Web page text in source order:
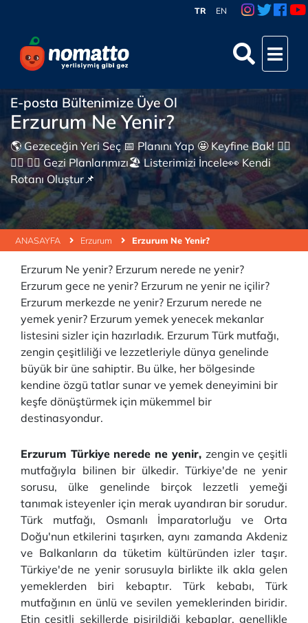
TR EN
ANASAYFA Erzurum Erzurum Ne Yenir?
E-posta Bültenimize Üye Ol
Erzurum Ne Yenir?
🌎 Gezeceğin Yeri Seç 📅 Planını Yap 🤩 Keyfine Bak! 👇🏼
👇🏼 👇🏼 Gezi Planlarımızı🏖 Listerimizi İncele👀 Kendi
Rotanı Oluştur📌
Erzurum Ne yenir? Erzurum nerede ne yenir?
Erzurum gece ne yenir? Erzurum ne yenir ne içilir?
Erzurum merkezde ne yenir? Erzurum nerede ne
yemek yenir? Erzurum yemek yenecek mekanlar
listesini sizler için hazırladık. Erzurum Türk mutfağı,
zengin çeşitliliği ve lezzetleriyle dünya genelinde
büyük bir üne sahiptir. Bu ülke, her bölgesinde
kendine özgü tatlar sunar ve yemek deneyimini bir
keşfe dönüştürmek için mükemmel bir
destinasyondur.
Erzurum Türkiye nerede ne yenir, zengin ve çeşitli
mutfağıyla bilinen bir ülkedir. Türkiye'de ne yenir
sorusu, ülke genelinde birçok lezzetli yemeği
tanımak isteyenler için merak uyandıran bir sorudur.
Türk mutfağı, Osmanlı İmparatorluğu ve Orta
Doğu'nun etkilerini taşırken, aynı zamanda Akdeniz
ve Balkanların da tüketim kültüründen izler taşır.
Türkiye'de ne yenir sorusuyla birlikte ilk akla gelen
yemeklerden biri kebaptır. Türk kebabı, Türk
mutfağının en ünlü ve sevilen yemeklerinden biridir.
Etin çeşitli şekillerde pişirildiği kebaplar, genellikle